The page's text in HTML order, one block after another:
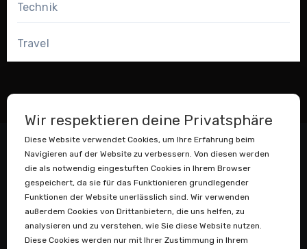
Technik
Travel
Datenstaubsauger
Wir respektieren deine Privatsphäre
Diese Website verwendet Cookies, um Ihre Erfahrung beim
Navigieren auf der Website zu verbessern. Von diesen werden
die als notwendig eingestuften Cookies in Ihrem Browser
gespeichert, da sie für das Funktionieren grundlegender
Funktionen der Website unerlässlich sind. Wir verwenden
außerdem Cookies von Drittanbietern, die uns helfen, zu
analysieren und zu verstehen, wie Sie diese Website nutzen.
Diese Cookies werden nur mit Ihrer Zustimmung in Ihrem